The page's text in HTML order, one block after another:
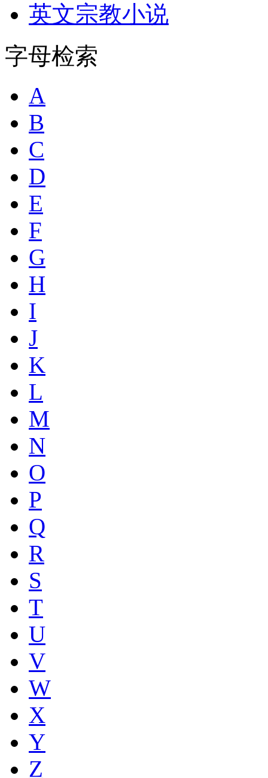
英文宗教小说
字母检索
A
B
C
D
E
F
G
H
I
J
K
L
M
N
O
P
Q
R
S
T
U
V
W
X
Y
Z